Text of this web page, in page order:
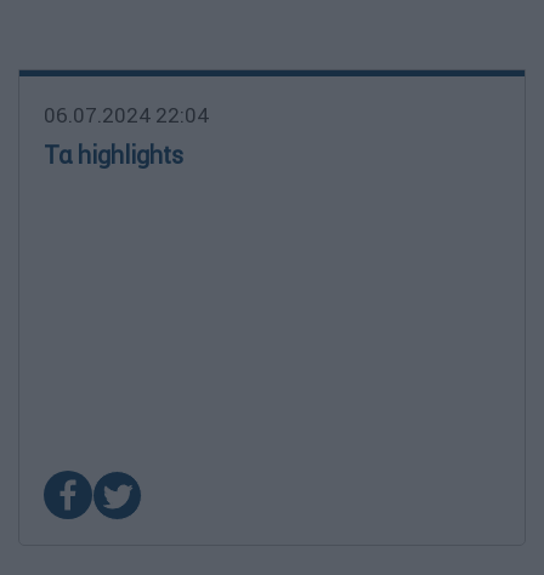
06.07.2024 22:04
Τα highlights